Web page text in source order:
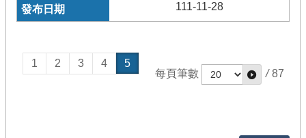
111-11-28
1 2 3 4
5
每頁筆數
/ 87